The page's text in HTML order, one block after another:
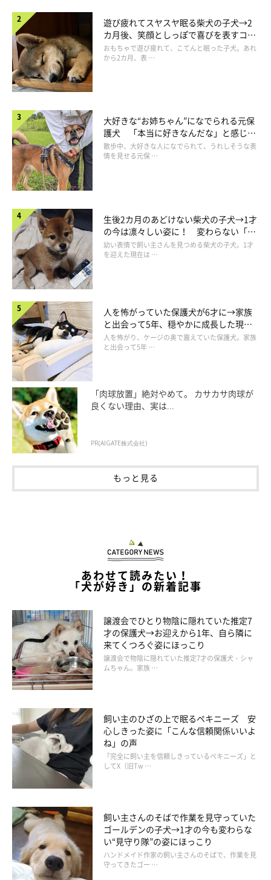
予想以上に満足だった公園散策
というわけで、目的地に到着したが、１日で回れないほど広大な
公園だった。川沿いと林道の散歩道があるだけで、これといった
施設はないが、大福にとってはそれで十分。逆に娯楽施設なんか
より、自然の多いところの方が喜ぶ。
初めての場所を散歩するだけで、大福はニコニコだった。曇りだ
を、ただ景色を眺めながら歩くだけ。それで大福は大満足らし
い。
遊び疲れてスヤスヤ眠る柴犬の子犬→2
カ月後、笑顔としっぽで喜びを表すコに
成長！
おもちゃで遊び疲れて、こてんと眠った子犬。あれ
から2カ月、表 …
大好きな“お姉ちゃん”になでられる元保
護犬 「本当に好きなんだな」と感じる
表情にほっこり
散歩中、大好きな人になでられて、うれしそうな表
情を見せる元保 …
生後2カ月のあどけない柴犬の子犬→1才
の今は凛々しい姿に！ 変わらない「く
りくりおめめ」にもほっこり
幼い表情で飼い主さんを見つめる柴犬の子犬。1才
を迎えた現在は …
人を怖がっていた保護犬が6才に→家族
と出会って5年、穏やかに成長した現在
の姿にグッとくる
人を怖がり、ケージの奥で震えていた保護犬。家族
と出会って5年 …
「肉球放置」絶対やめて。 カサカサ肉球が
良くない理由、実は...
PR(AIGATE株式会社)
もっと見る
あわせて読みたい！
「犬が好き」の新着記事
譲渡会でひとり物陰に隠れていた推定7
才の保護犬→お迎えから1年、自ら隣に
来てくつろぐ姿にほっこり
譲渡会で物陰に隠れていた推定7才の保護犬・シャ
ムちゃん。家族 …
飼い主のひざの上で眠るペキニーズ 安
心しきった姿に「こんな信頼関係いいよ
ね」の声
「完全に飼い主を信頼しきっているペキニーズ」と
してX（旧Tw …
飼い主さんのそばで作業を見守っていた
ゴールデンの子犬→1才の今も変わらな
い“見守り隊”の姿にほっこり
ハンドメイド作家の飼い主さんのそばで、作業を見
守ってきたゴー …